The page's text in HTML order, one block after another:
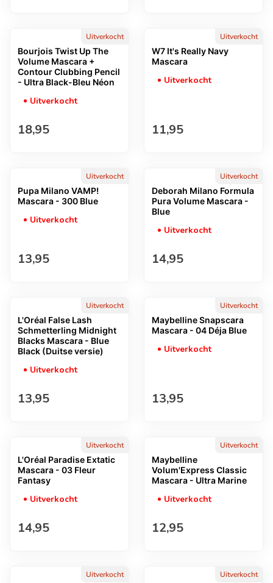
Uitverkocht
Bourjois Twist Up The
Volume Mascara +
Contour Clubbing Pencil
- Ultra Black-Bleu Néon
Uitverkocht
Normale prijs
18,95
Uitverkocht
W7 It's Really Navy
Mascara
Uitverkocht
Normale prijs
11,95
Uitverkocht
Pupa Milano VAMP!
Mascara - 300 Blue
Uitverkocht
Normale prijs
13,95
Uitverkocht
Deborah Milano Formula
Pura Volume Mascara -
Blue
Uitverkocht
Normale prijs
14,95
Uitverkocht
L'Oréal False Lash
Schmetterling Midnight
Blacks Mascara - Blue
Black (Duitse versie)
Uitverkocht
Normale prijs
13,95
Uitverkocht
Maybelline Snapscara
Mascara - 04 Déja Blue
Uitverkocht
Normale prijs
13,95
Uitverkocht
L'Oréal Paradise Extatic
Mascara - 03 Fleur
Fantasy
Uitverkocht
Normale prijs
14,95
Uitverkocht
Maybelline
Volum'Express Classic
Mascara - Ultra Marine
Uitverkocht
Normale prijs
12,95
Uitverkocht Uitverkocht